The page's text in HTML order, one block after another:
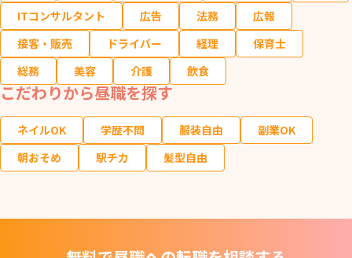
ITコンサルタント
広告 法務
広報
接客・販売
ドライバー 経理
保育士
総務
美容 介護 飲食
こだわりから昼職を探す
ネイルOK 学歴不問 服装自由
副業OK
朝おそめ
駅チカ 髪型自由